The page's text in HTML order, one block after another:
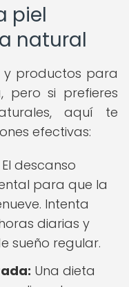
piel
natural
y productos para
pero si prefieres
aquí te
efectivas:
El descanso
para que la
Intenta
diarias y
sueño regular.
Una dieta